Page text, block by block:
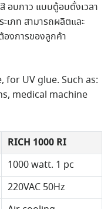
อบกาว แบบตู้อบตั้งเวลา
เภท สามารถผลิตและ
งการของลูกค้า
UV glue. Such as:
medical machine
RICH 1000 RI
1000 watt. 1 pc
220VAC 50Hz